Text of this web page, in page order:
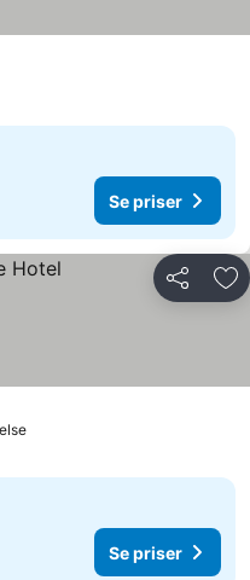
priser
Se priser
Del
Se priser
Se priser